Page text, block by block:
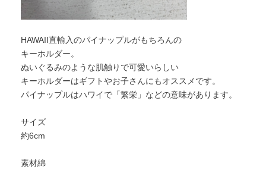
HAWAII直輸入のパイナップルがもちろんの
キーホルダー。
ぬいぐるみのような肌触りで可愛いらしい
キーホルダーはギフトやお子さんにもオススメです。
パイナップルはハワイで「繁栄」などの意味があります。
サイズ
約6cm
素材綿